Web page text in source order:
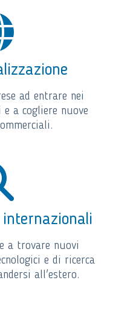
ad entrare nei
a cogliere nuove
a trovare nuovi
e di ricerca
all'estero.